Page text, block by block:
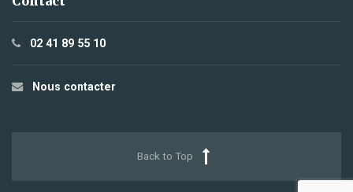
02 41 89 55 10
Nous contacter
Back to Top